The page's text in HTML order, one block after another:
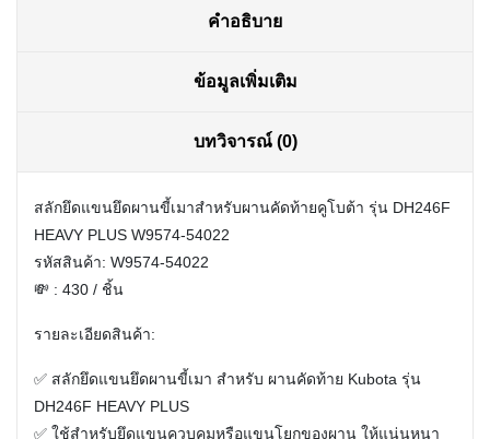
คำอธิบาย
ข้อมูลเพิ่มเติม
บทวิจารณ์ (0)
สลักยึดแขนยึดผานขี้เมาสำหรับผานคัดท้ายคูโบต้า รุ่น DH246F
HEAVY PLUS W9574-54022
รหัสสินค้า: W9574-54022
💸 : 430 / ชิ้น
รายละเอียดสินค้า:
✅ สลักยึดแขนยึดผานขี้เมา สำหรับ ผานคัดท้าย Kubota รุ่น
DH246F HEAVY PLUS
✅ ใช้สำหรับยึดแขนควบคุมหรือแขนโยกของผาน ให้แน่นหนา